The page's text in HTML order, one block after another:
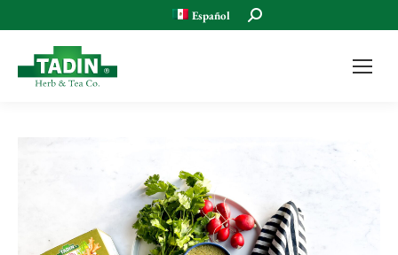
Español Buscar: